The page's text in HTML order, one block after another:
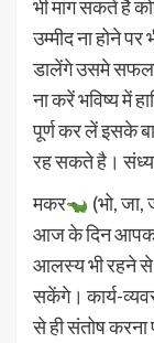
भी मांग सकते है
उम्मीद ना होने पर
डालेंगे उसमे
ना करें भविष्य में
पूर्ण कर लें इसके
रह सकते है।
मकर
(भो, जा,
आज के दिन आपका
आलस्य भी रहने से
सकेंगे। कार्य-
से ही संतोष